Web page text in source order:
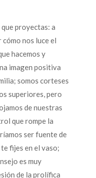
proyectas: a
cómo nos luce el
hacemos y
imagen positiva
somos corteses
superiores, pero
de nuestras
que rompe la
ser fuente de
fijes en el vaso;
es muy
de la prolífica